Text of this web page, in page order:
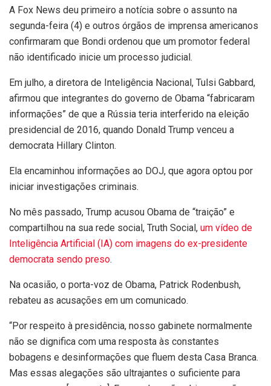
A Fox News deu primeiro a notícia sobre o assunto na
segunda-feira (4) e outros órgãos de imprensa americanos
confirmaram que Bondi ordenou que um promotor federal
não identificado inicie um processo judicial.
Em julho, a diretora de Inteligência Nacional, Tulsi Gabbard,
afirmou que integrantes do governo de Obama “fabricaram
informações” de que a Rússia teria interferido na eleição
presidencial de 2016, quando Donald Trump venceu a
democrata Hillary Clinton.
Ela encaminhou informações ao DOJ, que agora optou por
iniciar investigações criminais.
No mês passado, Trump acusou Obama de “traição” e
compartilhou na sua rede social, Truth Social, um vídeo de
Inteligência Artificial (IA) com imagens do ex-presidente
democrata sendo preso.
Na ocasião, o porta-voz de Obama, Patrick Rodenbush,
rebateu as acusações em um comunicado.
“Por respeito à presidência, nosso gabinete normalmente
não se dignifica com uma resposta às constantes
bobagens e desinformações que fluem desta Casa Branca.
Mas essas alegações são ultrajantes o suficiente para